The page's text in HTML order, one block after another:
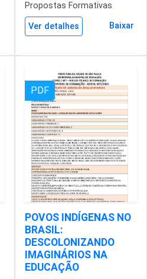
Propostas Formativas
Ver detalhes Baixar
PDF
POVOS INDÍGENAS NO
BRASIL:
DESCOLONIZANDO
IMAGINÁRIOS NA
EDUCAÇÃO